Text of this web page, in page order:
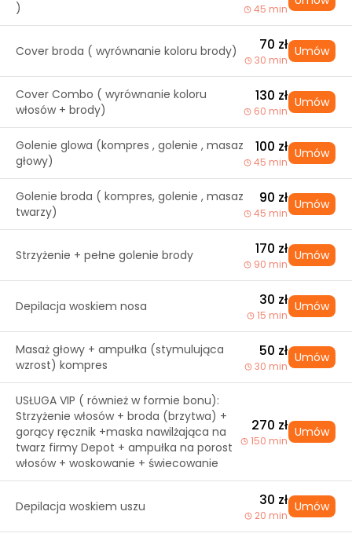
)
45 min
Cover broda ( wyrównanie koloru brody) 70 zł
30 min
Umów
Cover Combo ( wyrównanie koloru
włosów + brody)
130 zł
60 min
Umów
Golenie glowa (kompres , golenie , masaz
głowy)
100 zł
45 min
Umów
Golenie broda ( kompres, golenie , masaz
twarzy)
90 zł
45 min
Umów
Strzyżenie + pełne golenie brody 170 zł
90 min
Umów
Depilacja woskiem nosa 30 zł
15 min
Umów
Masaż głowy + ampułka (stymulująca
wzrost) kompres
50 zł
30 min
Umów
USŁUGA VIP ( również w formie bonu):
Strzyżenie włosów + broda (brzytwa) +
gorący ręcznik +maska nawilżająca na
twarz firmy Depot + ampułka na porost
włosów + woskowanie + świecowanie
270 zł
150 min
Umów
Depilacja woskiem uszu 30 zł
20 min
Umów